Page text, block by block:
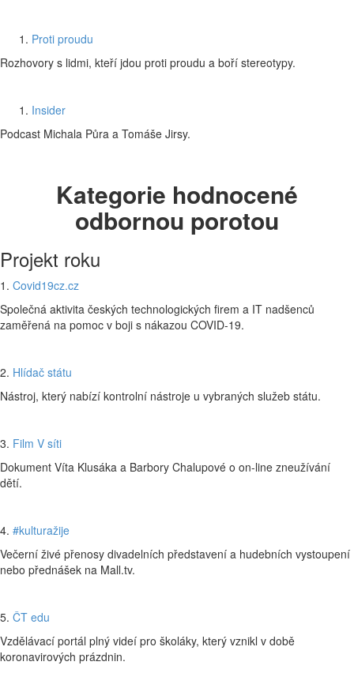
Proti proudu
Rozhovory s lidmi, kteří jdou proti proudu a boří stereotypy.
Insider
Podcast Michala Půra a Tomáše Jirsy.
Kategorie hodnocené
odbornou porotou
Projekt roku
1. Covid19cz.cz
Společná aktivita českých technologických firem a IT nadšenců
zaměřená na pomoc v boji s nákazou COVID-19.
2. Hlídač státu
Nástroj, který nabízí kontrolní nástroje u vybraných služeb státu.
3. Film V síti
Dokument Víta Klusáka a Barbory Chalupové o on-line zneužívání
dětí.
4. #kulturažije
Večerní živé přenosy divadelních představení a hudebních vystoupení
nebo přednášek na Mall.tv.
5. ČT edu
Vzdělávací portál plný videí pro školáky, který vznikl v době
koronavirových prázdnin.